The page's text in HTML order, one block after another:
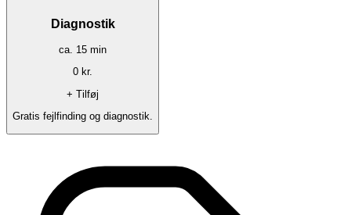
Diagnostik
ca. 15 min
0 kr.
+ Tilføj
Gratis fejlfinding og diagnostik.